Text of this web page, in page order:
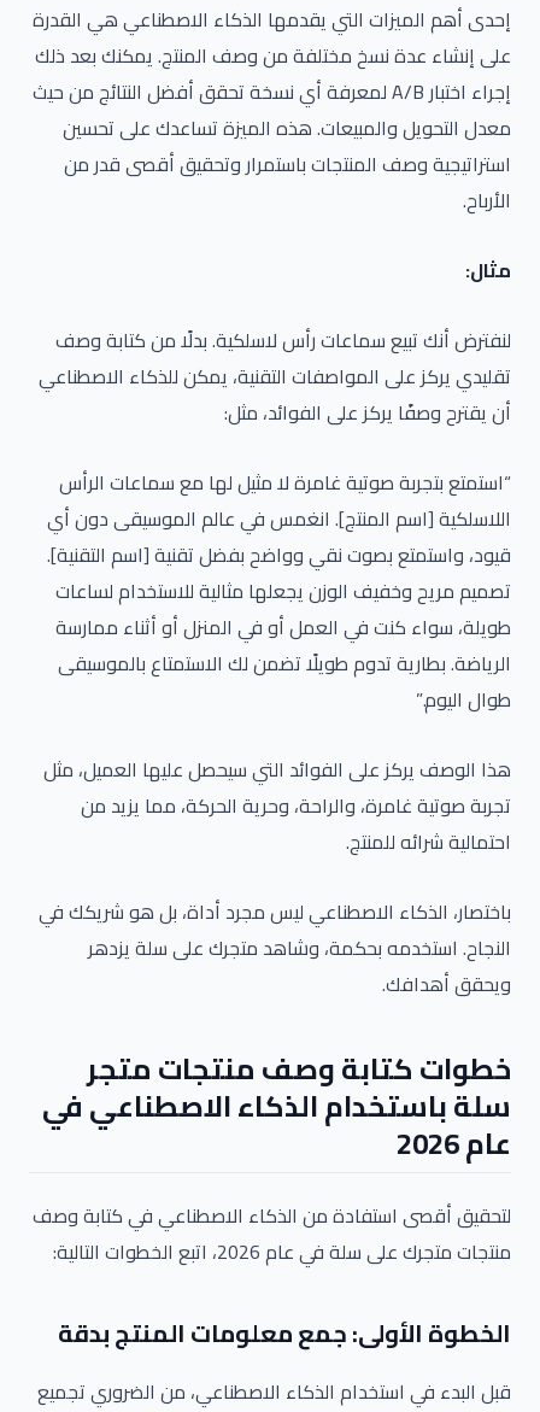
إحدى أهم الميزات التي يقدمها الذكاء الاصطناعي هي القدرة
على إنشاء عدة نسخ مختلفة من وصف المنتج. يمكنك بعد ذلك
إجراء اختبار A/B لمعرفة أي نسخة تحقق أفضل النتائج من حيث
معدل التحويل والمبيعات. هذه الميزة تساعدك على تحسين
استراتيجية وصف المنتجات باستمرار وتحقيق أقصى قدر من
الأرباح.
مثال:
لنفترض أنك تبيع سماعات رأس لاسلكية. بدلًا من كتابة وصف
تقليدي يركز على المواصفات التقنية، يمكن للذكاء الاصطناعي
أن يقترح وصفًا يركز على الفوائد، مثل:
“استمتع بتجربة صوتية غامرة لا مثيل لها مع سماعات الرأس
اللاسلكية [اسم المنتج]. انغمس في عالم الموسيقى دون أي
قيود، واستمتع بصوت نقي وواضح بفضل تقنية [اسم التقنية].
تصميم مريح وخفيف الوزن يجعلها مثالية للاستخدام لساعات
طويلة، سواء كنت في العمل أو في المنزل أو أثناء ممارسة
الرياضة. بطارية تدوم طويلًا تضمن لك الاستمتاع بالموسيقى
طوال اليوم.”
هذا الوصف يركز على الفوائد التي سيحصل عليها العميل، مثل
تجربة صوتية غامرة، والراحة، وحرية الحركة، مما يزيد من
احتمالية شرائه للمنتج.
باختصار، الذكاء الاصطناعي ليس مجرد أداة، بل هو شريكك في
النجاح. استخدمه بحكمة، وشاهد متجرك على سلة يزدهر
ويحقق أهدافك.
خطوات كتابة وصف منتجات متجر
سلة باستخدام الذكاء الاصطناعي في
عام 2026
لتحقيق أقصى استفادة من الذكاء الاصطناعي في كتابة وصف
منتجات متجرك على سلة في عام 2026، اتبع الخطوات التالية:
الخطوة الأولى: جمع معلومات المنتج بدقة
قبل البدء في استخدام الذكاء الاصطناعي، من الضروري تجميع